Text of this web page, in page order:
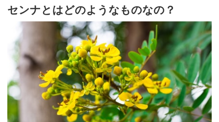
センナとはどのようなものなの？